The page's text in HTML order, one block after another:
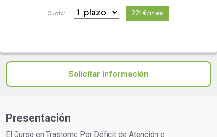
Cuota: 221€/mes
Solicitar información
Presentación
El Curso en Trastorno Por Déficit de Atención e